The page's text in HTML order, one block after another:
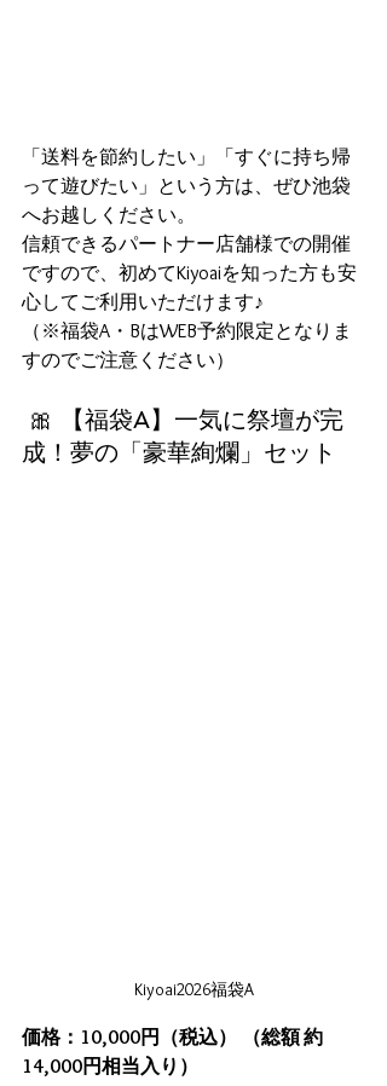
「送料を節約したい」「すぐに持ち帰
って遊びたい」という方は、ぜひ池袋
へお越しください。
信頼できるパートナー店舗様での開催
ですので、初めてKiyoaiを知った方も安
心してご利用いただけます♪
（※福袋A・BはWEB予約限定となりま
すのでご注意ください）
🎀 【福袋A】一気に祭壇が完
成！夢の「豪華絢爛」セット
Kiyoai2026福袋A
価格：10,000円（税込）
（総額 約
14,000円相当入り）